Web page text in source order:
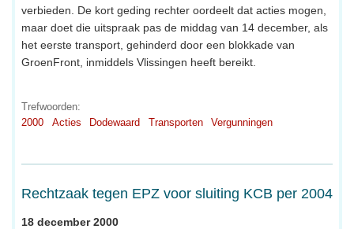
verbieden. De kort geding rechter oordeelt dat acties mogen,
maar doet die uitspraak pas de middag van 14 december, als
het eerste transport, gehinderd door een blokkade van
GroenFront, inmiddels Vlissingen heeft bereikt.
Trefwoorden:
2000
Acties Dodewaard Transporten Vergunningen
Rechtzaak tegen EPZ voor sluiting KCB per 2004
18 december 2000